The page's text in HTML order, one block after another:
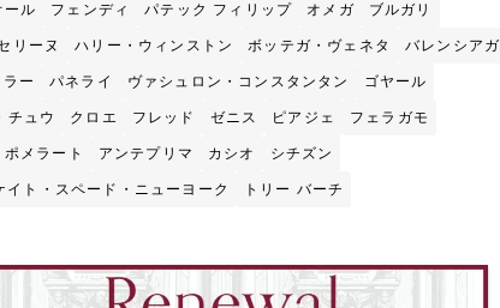
ール フェンディ パテック フィリップ オメガ ブルガリ
リーヌ ハリー・ウィンストン ボッテガ・ヴェネタ バレンシアガ
ー パネライ ヴァシュロン・コンスタンタン ゴヤール
チュウ クロエ フレッド ゼニス ピアジェ フェラガモ
ポメラート アンテプリマ カシオ シチズン
イト・スペード・ニューヨーク トリー バーチ